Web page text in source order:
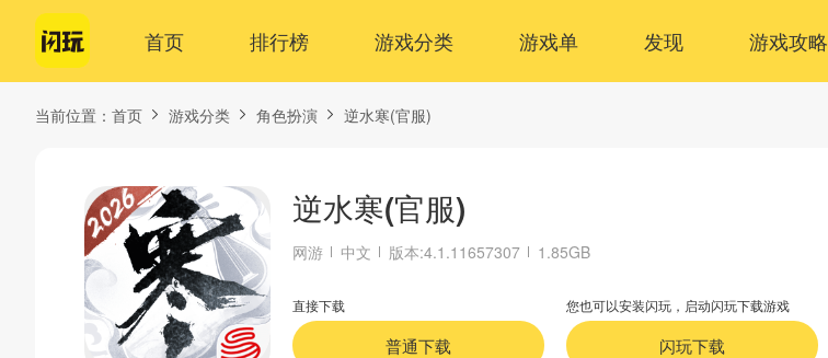
首页 排行榜 游戏分类 游戏单 发现 游戏攻略
当前位置： 首页 游戏分类 角色扮演 逆水寒(官服)
逆水寒(官服)
网游 中文 版本:4.1.11657307 1.85GB
直接下载
普通下载
您也可以安装闪玩，启动闪玩下载游戏
闪玩下载